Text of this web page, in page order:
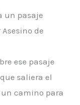
un pasaje
de
ese pasaje
saliera el
camino para